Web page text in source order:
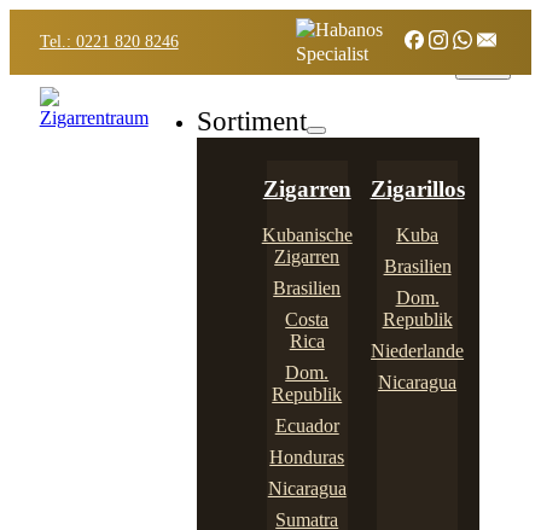
Tel.: 0221 820 8246
Sortiment
Zigarren
Kubanische
Zigarren
Brasilien
Costa
Rica
Dom.
Republik
Ecuador
Honduras
Nicaragua
Sumatra
Zigarillos
Kuba
Brasilien
Dom.
Republik
Niederlande
Nicaragua